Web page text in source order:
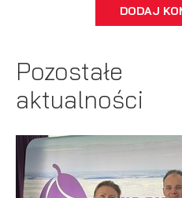
DODAJ
Pozostałe
aktualności